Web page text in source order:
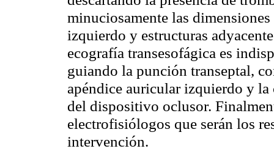
minuciosamente las
izquierdo y estructuras
ecografía transesofágica es
guiando la punción transeptal,
apéndice auricular izquierdo y
del dispositivo oclusor.
electrofisiólogos que serán los
intervención.